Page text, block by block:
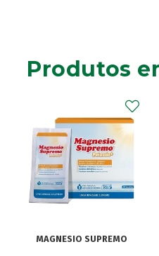
Produtos
MAGNESIO SUPREMO